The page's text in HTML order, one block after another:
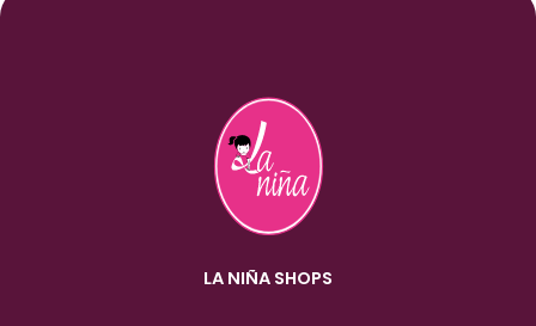
LA NIÑA SHOPS